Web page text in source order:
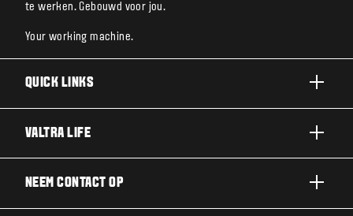
te werken. Gebouwd voor jou.
Your working machine.
QUICK LINKS
N SERIE
VALTRA LIFE
NEEM CONTACT OP